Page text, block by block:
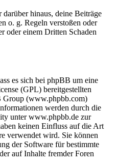
darüber hinaus, deine Beiträge
o. g. Regeln verstoßen oder
oder einem Dritten Schaden
es sich bei phpBB um eine
(GPL) bereitgestellten
Group (www.phpbb.com)
werden durch die
unter www.phpbb.de zur
keinen Einfluss auf die Art
verwendet wird. Sie können
der Software für bestimmte
auf Inhalte fremder Foren